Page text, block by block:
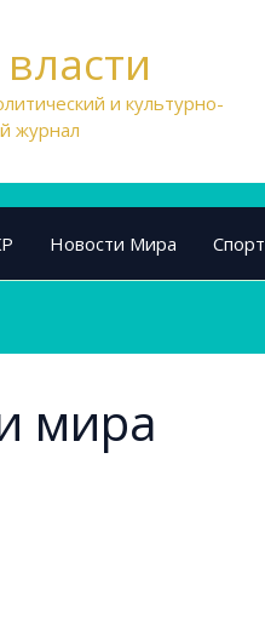
и культурно-
журнал
Новости Мира Спорт
мира